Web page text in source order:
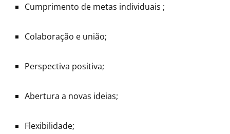
Cumprimento de metas individuais ;
Colaboração e união;
Perspectiva positiva;
Abertura a novas ideias;
Flexibilidade;